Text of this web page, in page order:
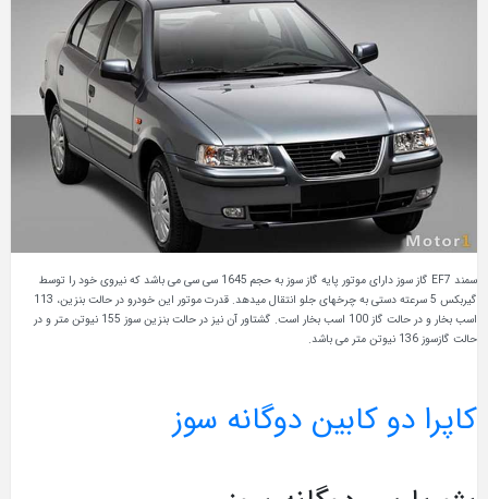
سمند EF7 گاز سوز دارای موتور پایه گاز سوز به حجم 1645 سی سی می باشد که نیروی خود را توسط
گیربکس 5 سرعته دستی به چرخهای جلو انتقال میدهد. قدرت موتور این خودرو در حالت بنزین، 113
اسب بخار و در حالت گاز 100 اسب بخار است. گشتاور آن نیز در حالت بنزین سوز 155 نیوتن متر و در
حالت گازسوز 136 نیوتن متر می باشد.
کاپرا دو کابین دوگانه سوز